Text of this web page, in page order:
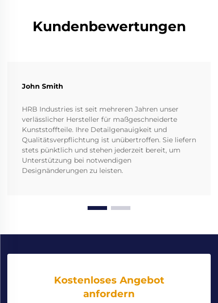
Kundenbewertungen
John Smith
HRB Industries ist seit mehreren Jahren unser
verlässlicher Hersteller für maßgeschneiderte
Kunststoffteile. Ihre Detailgenauigkeit und
Qualitätsverpflichtung ist unübertroffen. Sie liefern
stets pünktlich und stehen jederzeit bereit, um
Unterstützung bei notwendigen
Designänderungen zu leisten.
Kostenloses Angebot
anfordern